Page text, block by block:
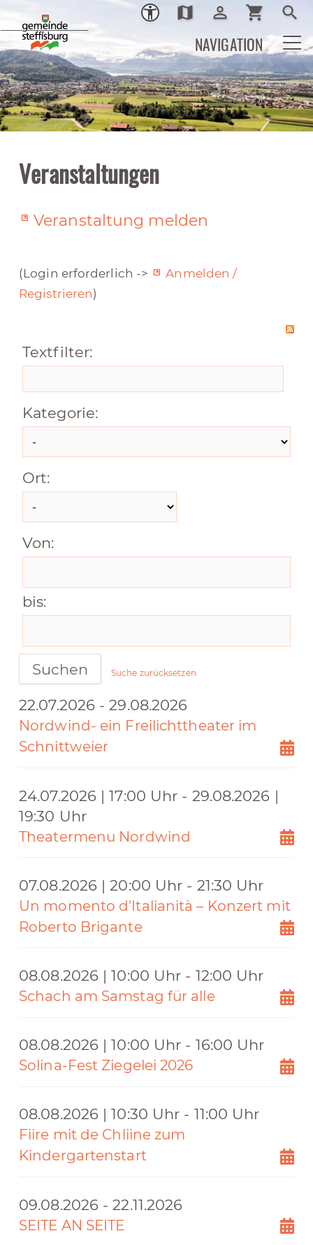
Ortsplan
map Login
person_outline shopping_cart search
NAVIGATION
Veranstaltungen
Veranstaltung melden
(Login erforderlich ->
Anmelden /
Registrieren)
Textfilter:
Kategorie:
Ort:
Von:
bis:
Suchen Suche zurücksetzen
22.07.2026 - 29.08.2026
Nordwind- ein Freilichttheater im
Schnittweier
24.07.2026 | 17:00 Uhr - 29.08.2026 |
19:30 Uhr
Theatermenu Nordwind
07.08.2026 | 20:00 Uhr - 21:30 Uhr
Un momento d'Italianità – Konzert mit
Roberto Brigante
08.08.2026 | 10:00 Uhr - 12:00 Uhr
Schach am Samstag für alle
08.08.2026 | 10:00 Uhr - 16:00 Uhr
Solina-Fest Ziegelei 2026
08.08.2026 | 10:30 Uhr - 11:00 Uhr
Fiire mit de Chliine zum
Kindergartenstart
09.08.2026 - 22.11.2026
SEITE AN SEITE